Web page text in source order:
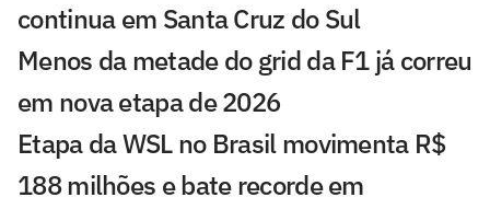
continua em Santa Cruz do Sul
Menos da metade do grid da F1 já correu
em nova etapa de 2026
Etapa da WSL no Brasil movimenta R$
188 milhões e bate recorde em